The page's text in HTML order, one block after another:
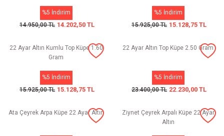
%5 İndirim
14.950,00 TL 14.202,50 TL
%5 İndirim
15.925,00 TL 15.128,75 TL
22 Ayar Altın Kumlu Top Küpe 1.60
Gram
%5 İndirim
15.925,00 TL 15.128,75 TL
22 Ayar Altın Top Küpe 2.50 Gram
%5 İndirim
23.400,00 TL 22.230,00 TL
Ata Çeyrek Arpa Küpe 22 Ayar Altın
Ziynet Çeyrek Arpalı Küpe 22 Ayar
Altın